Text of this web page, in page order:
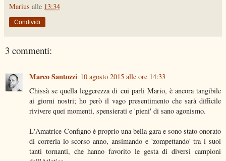
Marius alle 13:34
Condividi
3 commenti:
Marco Santozzi 10 agosto 2015 alle ore 14:33
Chissà se quella leggerezza di cui parli Mario, è ancora tangibile
ai giorni nostri; ho però il vago presentimento che sarà difficile
rivivere quei momenti, spensierati e 'pieni' di sano agonismo.
L'Amatrice-Configno è proprio una bella gara e sono stato onorato
di correrla lo scorso anno, ansimando e 'zompettando' tra i suoi
tanti tornanti, che hanno favorito le gesta di diversi campioni